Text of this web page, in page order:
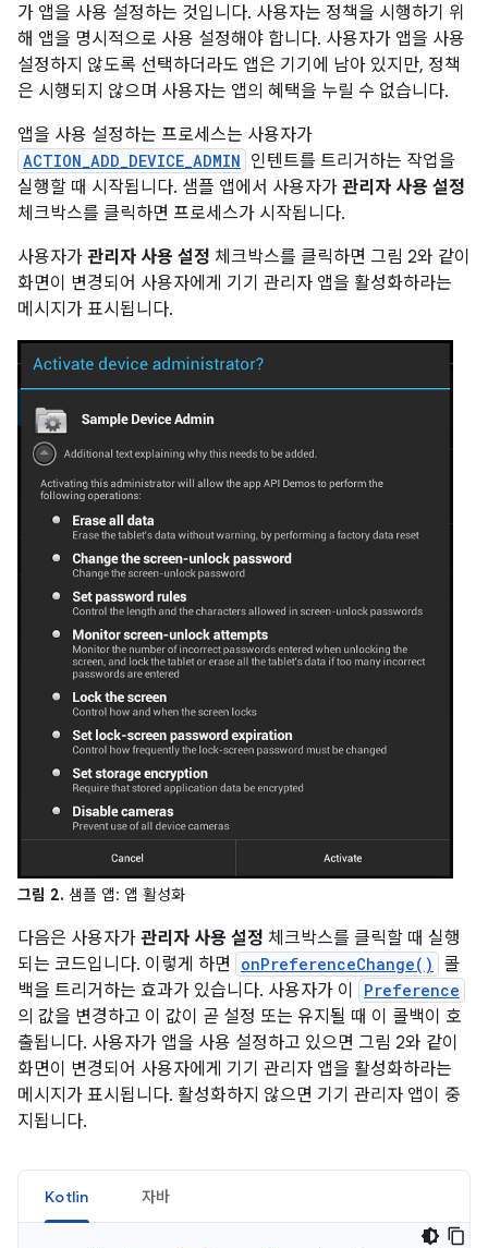
가 앱을 사용 설정하는 것입니다. 사용자는 정책을 시행하기 위
해 앱을 명시적으로 사용 설정해야 합니다. 사용자가 앱을 사용
설정하지 않도록 선택하더라도 앱은 기기에 남아 있지만, 정책
은 시행되지 않으며 사용자는 앱의 혜택을 누릴 수 없습니다.
앱을 사용 설정하는 프로세스는 사용자가
ACTION_ADD_DEVICE_ADMIN 인텐트를 트리거하는 작업을
실행할 때 시작됩니다. 샘플 앱에서 사용자가 관리자 사용 설정
체크박스를 클릭하면 프로세스가 시작됩니다.
사용자가 관리자 사용 설정 체크박스를 클릭하면 그림 2와 같이
화면이 변경되어 사용자에게 기기 관리자 앱을 활성화하라는
메시지가 표시됩니다.
그림 2. 샘플 앱: 앱 활성화
다음은 사용자가 관리자 사용 설정 체크박스를 클릭할 때 실행
되는 코드입니다. 이렇게 하면
onPreferenceChange()
콜
백을 트리거하는 효과가 있습니다. 사용자가 이
Preference
의 값을 변경하고 이 값이 곧 설정 또는 유지될 때 이 콜백이 호
출됩니다. 사용자가 앱을 사용 설정하고 있으면 그림 2와 같이
화면이 변경되어 사용자에게 기기 관리자 앱을 활성화하라는
메시지가 표시됩니다. 활성화하지 않으면 기기 관리자 앱이 중
지됩니다.
Kotlin 자바